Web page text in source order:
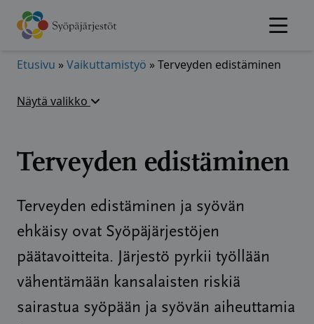
Hyppää
sisältöön
Etusivu »Vaikuttamistyö »Terveyden edistäminen
Näytä valikko
Terveyden edistäminen
Terveyden edistäminen ja syövän
ehkäisy ovat Syöpäjärjestöjen
päätavoitteita. Järjestö pyrkii työllään
vähentämään kansalaisten riskiä
sairastua syöpään ja syövän aiheuttamia